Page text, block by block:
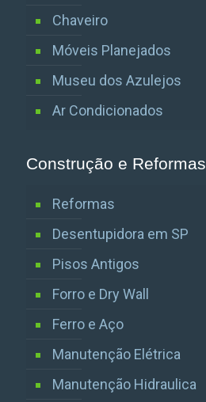
Chaveiro
Móveis Planejados
Museu dos Azulejos
Ar Condicionados
Construção e Reformas
Reformas
Desentupidora em SP
Pisos Antigos
Forro e Dry Wall
Ferro e Aço
Manutenção Elétrica
Manutenção Hidraulica